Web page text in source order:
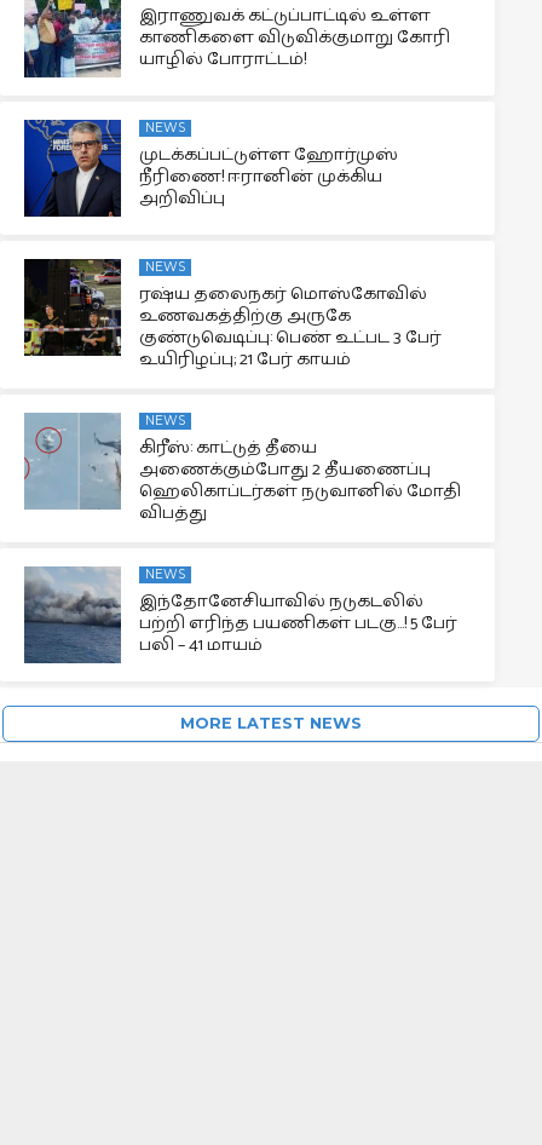
இராணுவக் கட்டுப்பாட்டில் உள்ள
காணிகளை விடுவிக்குமாறு கோரி
யாழில் போராட்டம்!
NEWS
முடக்கப்பட்டுள்ள ஹோர்முஸ்
நீரிணை! ஈரானின் முக்கிய
அறிவிப்பு
NEWS
ரஷ்ய தலைநகர் மொஸ்கோவில்
உணவகத்திற்கு அருகே
குண்டுவெடிப்பு: பெண் உட்பட 3 பேர்
உயிரிழப்பு; 21 பேர் காயம்
NEWS
கிரீஸ்: காட்டுத் தீயை
அணைக்கும்போது 2 தீயணைப்பு
ஹெலிகாப்டர்கள் நடுவானில் மோதி
விபத்து
NEWS
இந்தோனேசியாவில் நடுகடலில்
பற்றி எரிந்த பயணிகள் படகு…! 5 பேர்
பலி – 41 மாயம்
MORE LATEST NEWS